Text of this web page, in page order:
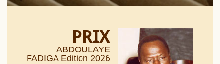
PRIX
ABDOULAYE
FADIGA Edition 2026